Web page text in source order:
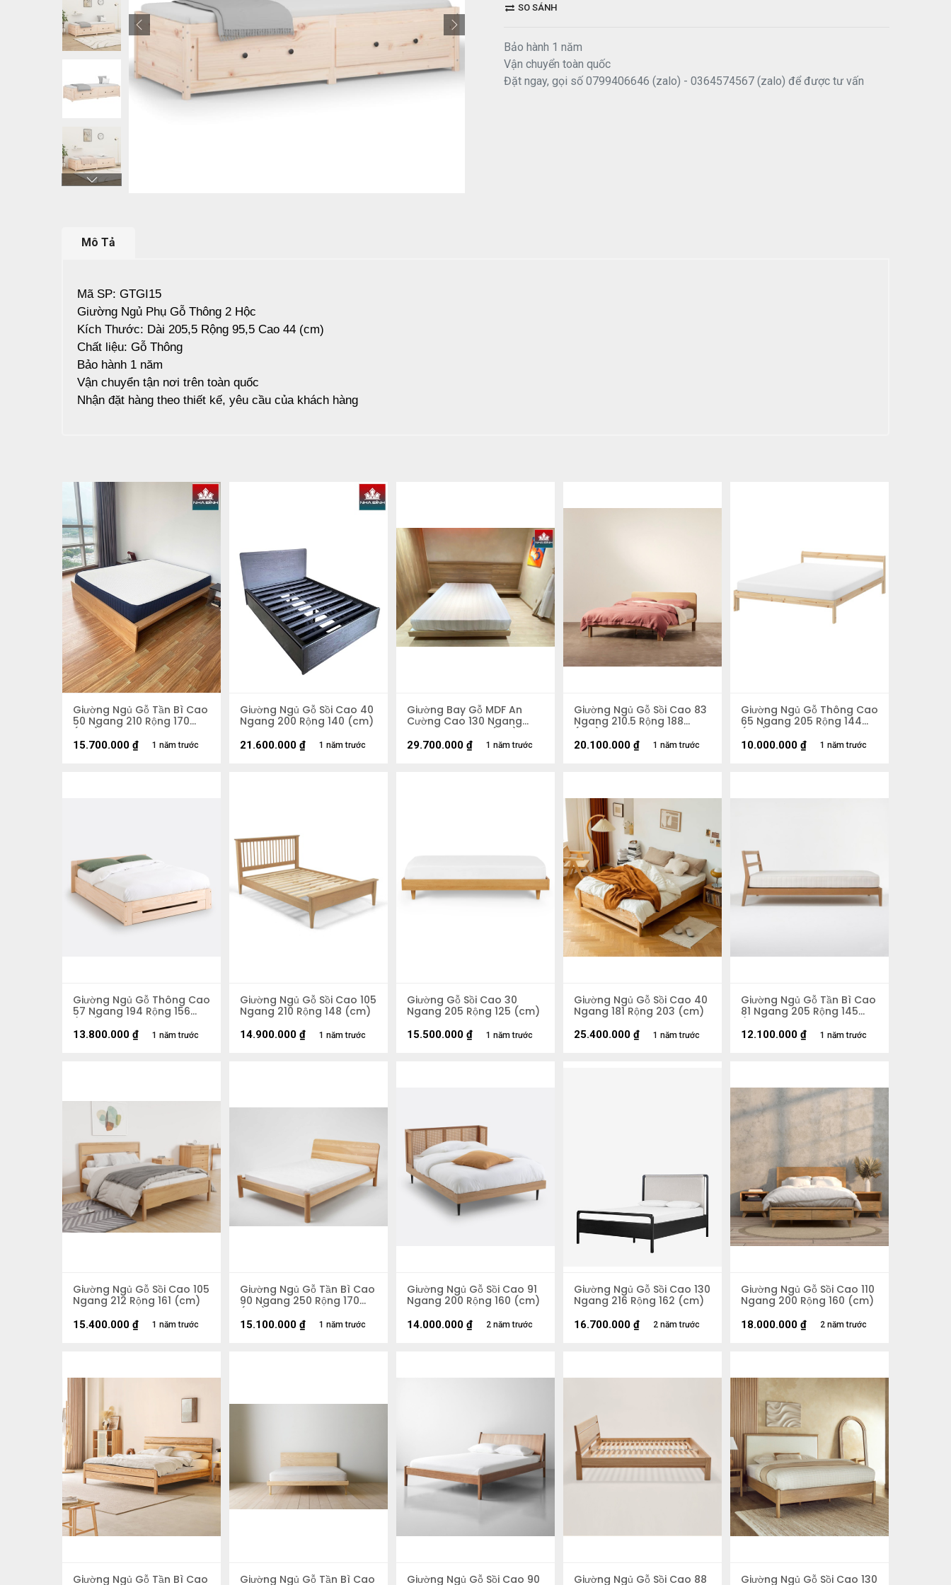
SO SÁNH
Bảo hành 1 năm
Vận chuyển toàn quốc
Đặt ngay, gọi số 0799406646 (zalo) - 0364574567 (zalo) để được tư vấn
Mô Tả
Mã SP: GTGI15
Giường Ngủ Phụ Gỗ Thông 2 Hộc
Kích Thước: Dài 205,5 Rộng 95,5 Cao 44 (cm)
Chất liệu: Gỗ Thông
Bảo hành 1 năm
Vận chuyển tận nơi trên toàn quốc
Nhận đặt hàng theo thiết kế, yêu cầu của khách hàng
Giường Ngủ Gỗ Tần Bì Cao
50 Ngang 210 Rộng 170
(cm)
1 năm trước
15.700.000 ₫
Giường Ngủ Gỗ Sồi Cao 40
Ngang 200 Rộng 140 (cm)
1 năm trước
21.600.000 ₫
Giường Bay Gỗ MDF An
Cường Cao 130 Ngang
347.5 Rộng 211.5 (cm)
1 năm trước
29.700.000 ₫
Giường Ngủ Gỗ Sồi Cao 83
Ngang 210.5 Rộng 188
(cm)
1 năm trước
20.100.000 ₫
Giường Ngủ Gỗ Thông Cao
65 Ngang 205 Rộng 144
(cm)
1 năm trước
10.000.000 ₫
Giường Ngủ Gỗ Thông Cao
57 Ngang 194 Rộng 156
(cm)
1 năm trước
13.800.000 ₫
Giường Ngủ Gỗ Sồi Cao 105
Ngang 210 Rộng 148 (cm)
1 năm trước
14.900.000 ₫
Giường Gỗ Sồi Cao 30
Ngang 205 Rộng 125 (cm)
1 năm trước
15.500.000 ₫
Giường Ngủ Gỗ Sồi Cao 40
Ngang 181 Rộng 203 (cm)
1 năm trước
25.400.000 ₫
Giường Ngủ Gỗ Tần Bì Cao
81 Ngang 205 Rộng 145
(cm)
1 năm trước
12.100.000 ₫
Giường Ngủ Gỗ Sồi Cao 105
Ngang 212 Rộng 161 (cm)
1 năm trước
15.400.000 ₫
Giường Ngủ Gỗ Tần Bì Cao
90 Ngang 250 Rộng 170
(cm)
1 năm trước
15.100.000 ₫
Giường Ngủ Gỗ Sồi Cao 91
Ngang 200 Rộng 160 (cm)
2 năm trước
14.000.000 ₫
Giường Ngủ Gỗ Sồi Cao 130
Ngang 216 Rộng 162 (cm)
2 năm trước
16.700.000 ₫
Giường Ngủ Gỗ Sồi Cao 110
Ngang 200 Rộng 160 (cm)
2 năm trước
18.000.000 ₫
Giường Ngủ Gỗ Tần Bì Cao
Giường Ngủ Gỗ Tần Bì Cao
Giường Ngủ Gỗ Sồi Cao 90
Giường Ngủ Gỗ Sồi Cao 88
Giường Ngủ Gỗ Sồi Cao 130